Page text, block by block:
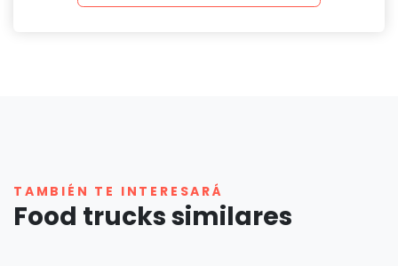
TAMBIÉN TE INTERESARÁ
Food trucks similares